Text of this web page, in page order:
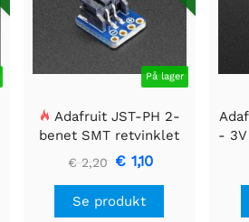
På lager
Adafruit JST-PH 2-
benet SMT retvinklet
breakout board
€ 2,20 € 1,10
Se produkt
-